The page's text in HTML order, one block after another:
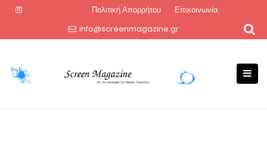
Πολιτική Απορρήτου
Επικοινωνία
info@screenmagazine.gr